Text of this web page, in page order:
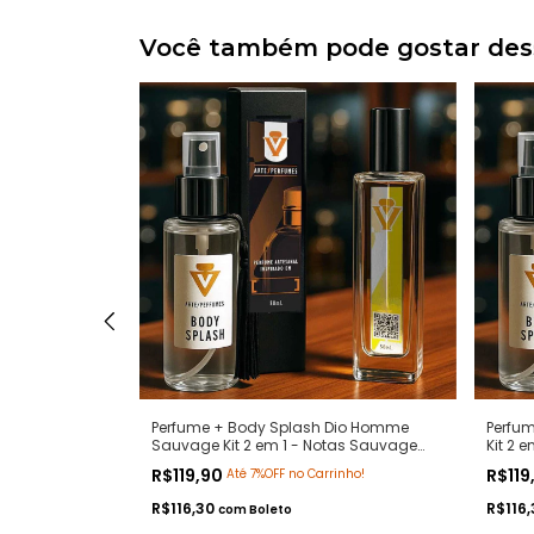
Você também pode gostar
Perfume + Body Splash Dio Homme
Sauvage Kit 2 em 1 - Notas Sauvage
Dior - Contratipos Premium - Arte 1
Perfumes
R$119,90 Até 7%OFF no Carrinho!
R$116,30 comBoleto
Kit 2